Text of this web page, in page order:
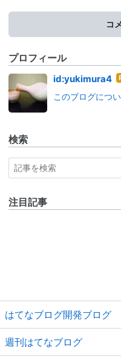
コ
プロフィール
id:yukimura4
このブログにつ
検索
注目記事
はてなブログ開発ブログ
週刊はてなブログ